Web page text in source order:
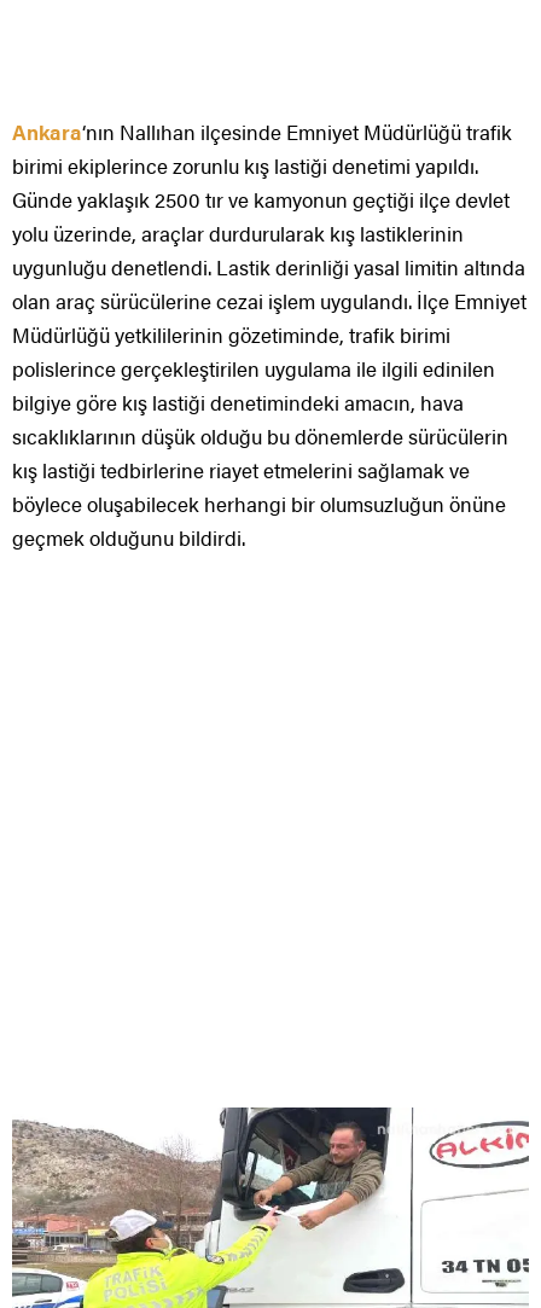
Ankara‘nın Nallıhan ilçesinde Emniyet Müdürlüğü trafik
birimi ekiplerince zorunlu kış lastiği denetimi yapıldı.
Günde yaklaşık 2500 tır ve kamyonun geçtiği ilçe devlet
yolu üzerinde, araçlar durdurularak kış lastiklerinin
uygunluğu denetlendi. Lastik derinliği yasal limitin altında
olan araç sürücülerine cezai işlem uygulandı. İlçe Emniyet
Müdürlüğü yetkililerinin gözetiminde, trafik birimi
polislerince gerçekleştirilen uygulama ile ilgili edinilen
bilgiye göre kış lastiği denetimindeki amacın, hava
sıcaklıklarının düşük olduğu bu dönemlerde sürücülerin
kış lastiği tedbirlerine riayet etmelerini sağlamak ve
böylece oluşabilecek herhangi bir olumsuzluğun önüne
geçmek olduğunu bildirdi.